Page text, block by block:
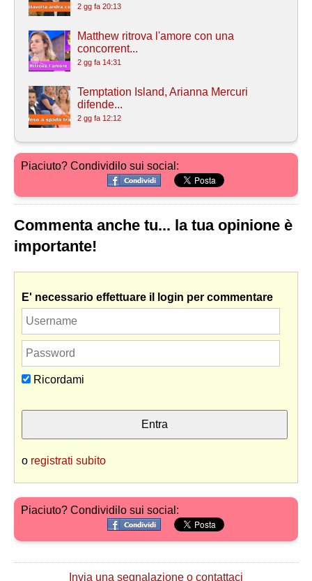
2 gg fa 20:13
Matthew ritrova l'amore con una
concorrent...
2 gg fa 14:31
Temptation Island, Arianna Mercuri
difende...
2 gg fa 12:12
Piaciuto? Condividilo sui social:
Commenta anche tu... la tua opinione è
importante!
E' necessario effettuare il login per commentare
Ricordami
o registrati subito
Piaciuto? Condividilo sui social:
Invia una segnalazione o contattaci